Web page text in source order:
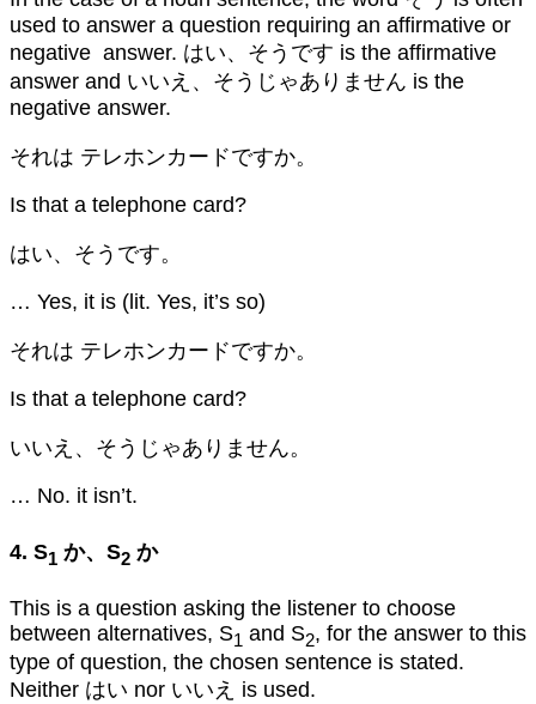
used to answer a question requiring an affirmative or
negative answer. はい、そうです is the affirmative
answer and いいえ、そうじゃありません is the
negative answer.
それは テレホンカードですか。
Is that a telephone card?
はい、そうです。
… Yes, it is (lit. Yes, it’s so)
それは テレホンカードですか。
Is that a telephone card?
いいえ、そうじゃありません。
… No. it isn’t.
4. S1 か、S2 か
This is a question asking the listener to choose
between alternatives, S1 and S2, for the answer to this
type of question, the chosen sentence is stated.
Neither はい nor いいえ is used.